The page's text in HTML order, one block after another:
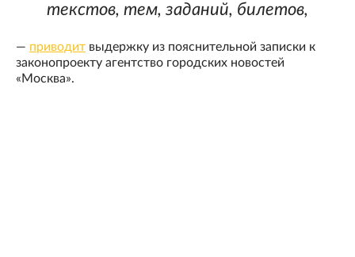
текстов, тем, заданий, билетов,
— приводит выдержку из пояснительной записки к
законопроекту агентство городских новостей
«Москва».